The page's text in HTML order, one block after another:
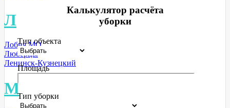
Л
Лобня МО
Люберцы
Ленинск-Кузнецкий
М
Калькулятор расчёта
уборки
Тип объекта
Площадь
Тип уборки